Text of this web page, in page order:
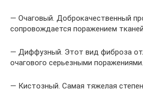
— Очаговый. Доброкачественный
сопровождается поражением
— Диффузный. Этот вид фиброза
очагового серьезными поражениями.
— Кистозный. Самая тяжелая